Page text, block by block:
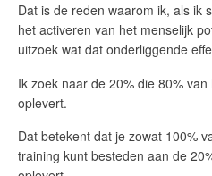
Dat is de reden waarom ik, als ik
het activeren van het menselijk
uitzoek wat dat onderliggende
Ik zoek naar de 20% die 80%
oplevert.
Dat betekent dat je zowat 100%
training kunt besteden aan de